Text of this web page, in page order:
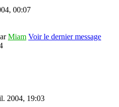
00:07
Miam Voir le dernier message
2004, 19:03